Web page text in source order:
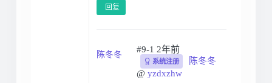
回复
陈冬冬 #9-1 2年前
系统注册
陈冬冬
@ yzdxzhw